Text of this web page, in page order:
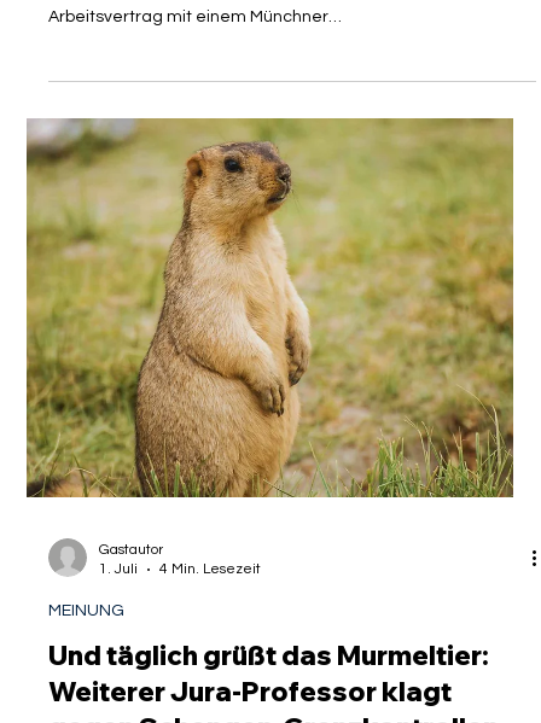
Arbeitsvertrag mit einem Münchner
gepackt, und die Vorfreude auf den neuen Lebensabschnitt in
Bayern ist groß. Doch kaum in Deutschland angekommen,
prallt der Optimismus auf die Realität der deutschen
Bürokratie. Monatelange Wartezeiten auf Rückmeldungen
der Ausländerbehörde, unbeantwortete E-Mail
Gastautor
1. Juli
4 Min. Lesezeit